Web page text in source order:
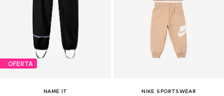
OFERTA
NAME IT
NIKE SPORTSWEAR